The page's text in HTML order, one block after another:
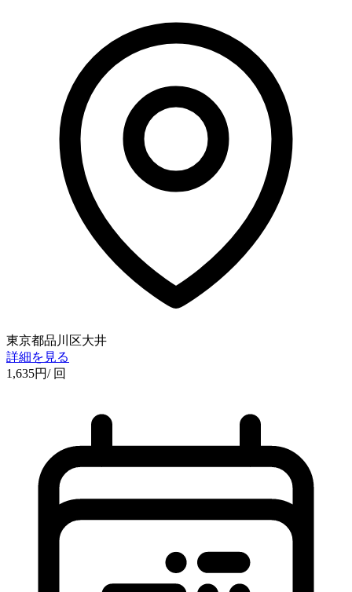
東京都品川区大井
詳細を見る
1,635円/ 回